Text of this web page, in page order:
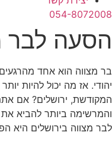
054-8072008
הסעה לבר
בר מצווה הוא אחד
יהודי. אז מה יכול להיות
המקודשת, ירושלים? אם
והמרשימה ביותר להביא
לבר מצווה בירושלים היא